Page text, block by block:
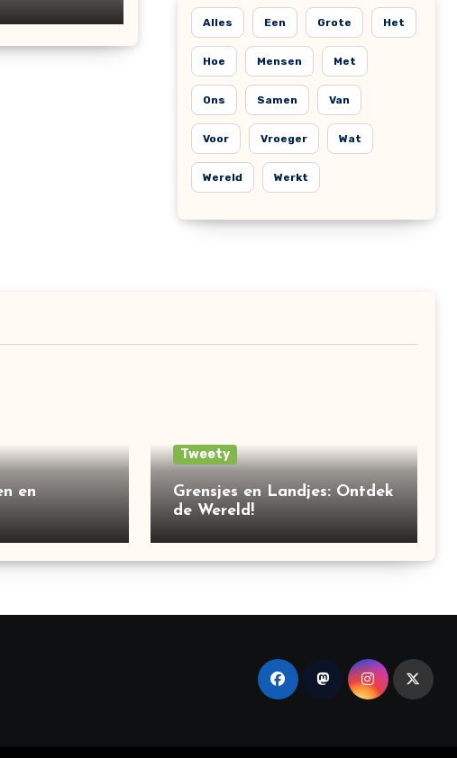
Alles Een Grote Het
Hoe Mensen Met
Ons Samen Van
Voor Vroeger Wat
Wereld Werkt
en
Tweety
Grensjes en Landjes: Ontdek
de Wereld!